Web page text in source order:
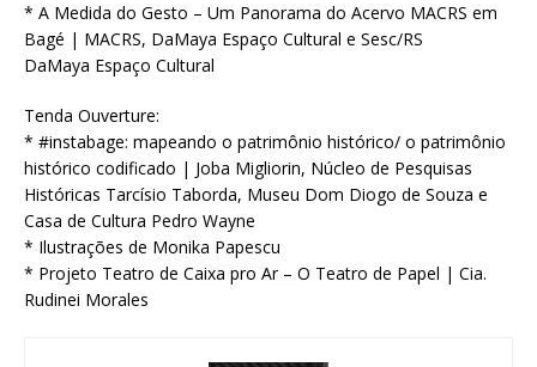
* A Medida do Gesto – Um Panorama do Acervo MACRS em
Bagé | MACRS, DaMaya Espaço Cultural e Sesc/RS
DaMaya Espaço Cultural
Tenda Ouverture:
* #instabage: mapeando o patrimônio histórico/ o patrimônio
histórico codificado | Joba Migliorin, Núcleo de Pesquisas
Históricas Tarcísio Taborda, Museu Dom Diogo de Souza e
Casa de Cultura Pedro Wayne
* Ilustrações de Monika Papescu
* Projeto Teatro de Caixa pro Ar – O Teatro de Papel | Cia.
Rudinei Morales